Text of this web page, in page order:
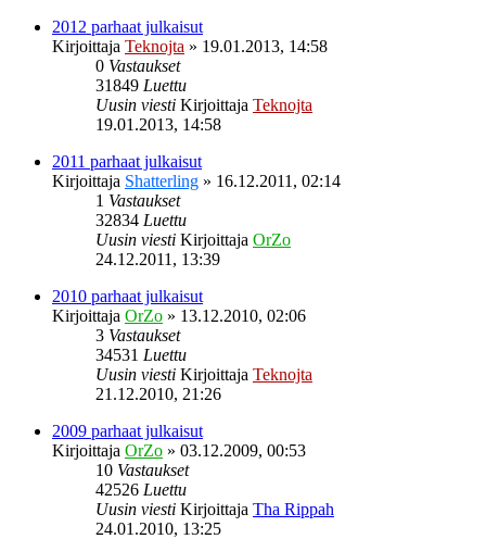
2012 parhaat julkaisut
Kirjoittaja Teknojta » 19.01.2013, 14:58
0 Vastaukset
31849 Luettu
Uusin viesti Kirjoittaja Teknojta
19.01.2013, 14:58
2011 parhaat julkaisut
Kirjoittaja Shatterling » 16.12.2011, 02:14
1 Vastaukset
32834 Luettu
Uusin viesti Kirjoittaja OrZo
24.12.2011, 13:39
2010 parhaat julkaisut
Kirjoittaja OrZo » 13.12.2010, 02:06
3 Vastaukset
34531 Luettu
Uusin viesti Kirjoittaja Teknojta
21.12.2010, 21:26
2009 parhaat julkaisut
Kirjoittaja OrZo » 03.12.2009, 00:53
10 Vastaukset
42526 Luettu
Uusin viesti Kirjoittaja Tha Rippah
24.01.2010, 13:25